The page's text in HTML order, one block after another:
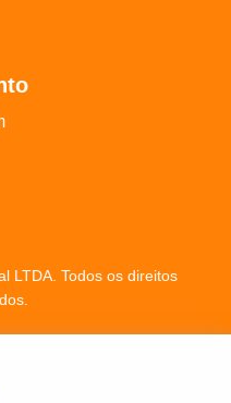
LTDA. Todos os direitos